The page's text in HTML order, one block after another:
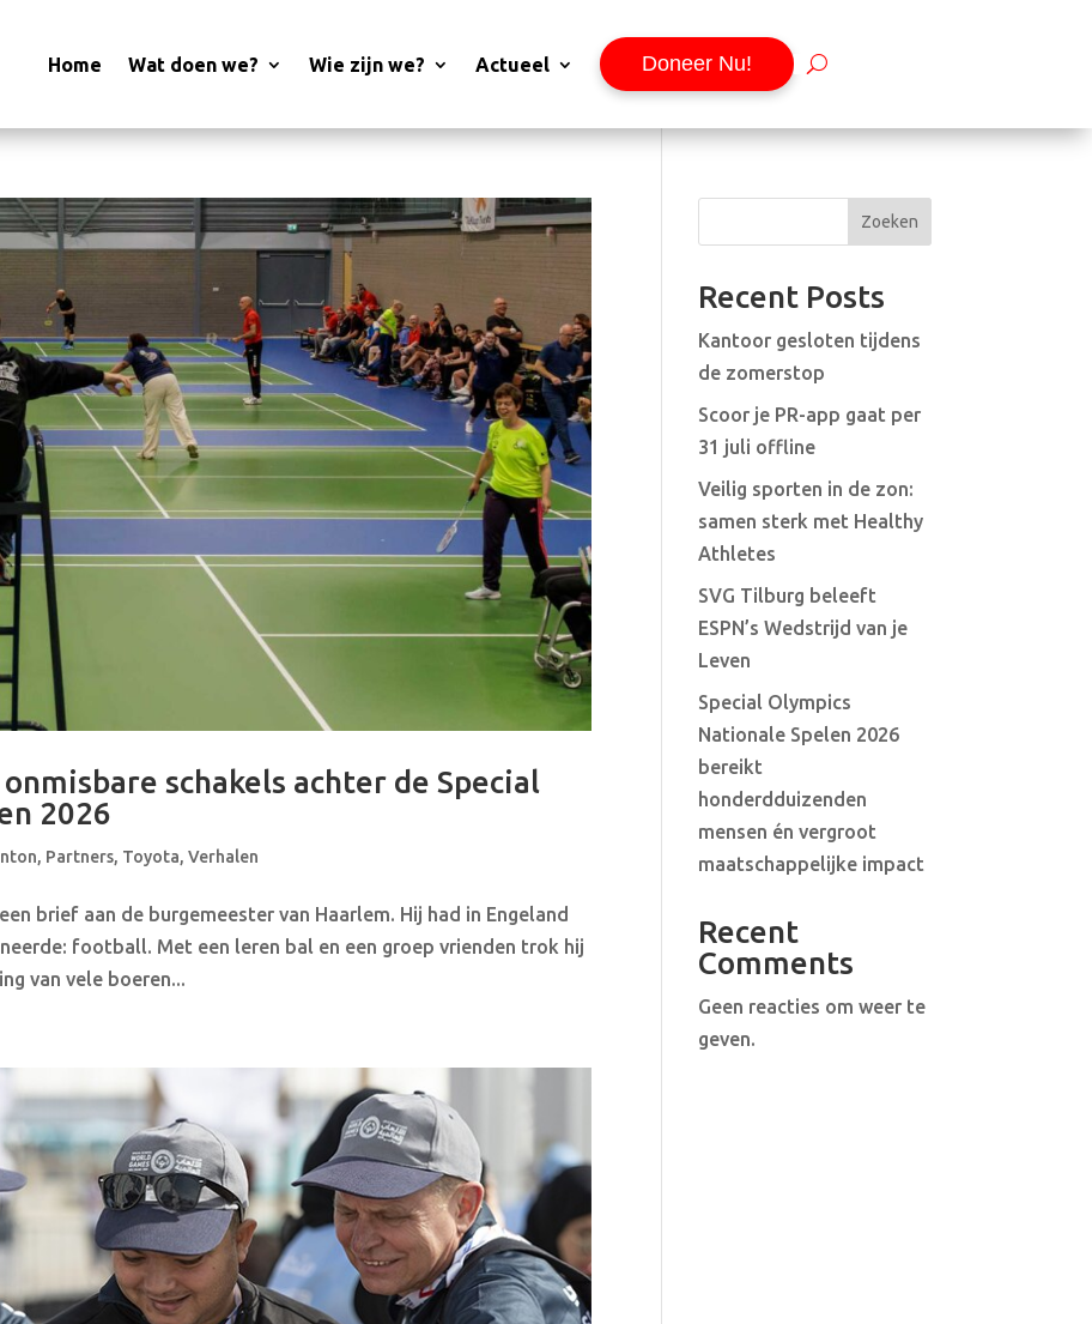
Home Wat doen we? Wie zijn we? Actueel Doneer Nu!
schakels achter de Special
2026
, Partners, Toyota,Verhalen
brief aan de burgemeester van Haarlem. Hij had in Engeland
football. Met een leren bal en een groep vrienden trok hij
van vele boeren...
Zoeken
Recent Posts
Kantoor gesloten tijdens
de zomerstop
Scoor je PR-app gaat per
31 juli offline
Veilig sporten in de zon:
samen sterk met Healthy
Athletes
SVG Tilburg beleeft
ESPN’s Wedstrijd van je
Leven
Special Olympics
Nationale Spelen 2026
bereikt
honderdduizenden
mensen én vergroot
maatschappelijke impact
Recent
Comments
Geen reacties om weer te
geven.